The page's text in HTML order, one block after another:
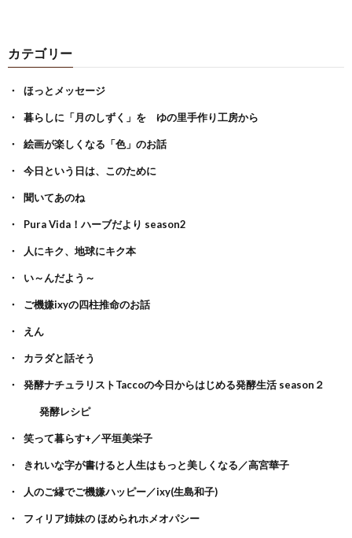
カテゴリー
ほっとメッセージ
暮らしに「月のしずく」を ゆの里手作り工房から
絵画が楽しくなる「色」のお話
今日という日は、このために
聞いてあのね
Pura Vida！ハーブだより season2
人にキク、地球にキク本
い～んだよう～
ご機嫌ixyの四柱推命のお話
えん
カラダと話そう
発酵ナチュラリストTaccoの今日からはじめる発酵生活 season２
発酵レシピ
笑って暮らす+／平垣美栄子
きれいな字が書けると人生はもっと美しくなる／高宮華子
人のご縁でご機嫌ハッピー／ixy(生島和子)
フィリア姉妹の ほめられホメオパシー